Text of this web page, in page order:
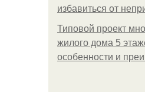
избавиться от
Типовой проект
жилого дома 5
особенности и